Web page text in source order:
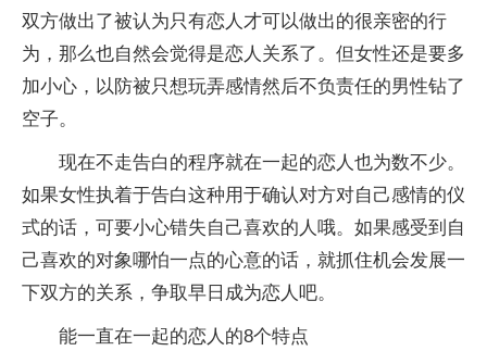
双方做出了被认为只有恋人才可以做出的很亲密的行
为，那么也自然会觉得是恋人关系了。但女性还是要多
加小心，以防被只想玩弄感情然后不负责任的男性钻了
空子。
现在不走告白的程序就在一起的恋人也为数不少。
如果女性执着于告白这种用于确认对方对自己感情的仪
式的话，可要小心错失自己喜欢的人哦。如果感受到自
己喜欢的对象哪怕一点的心意的话，就抓住机会发展一
下双方的关系，争取早日成为恋人吧。
能一直在一起的恋人的8个特点